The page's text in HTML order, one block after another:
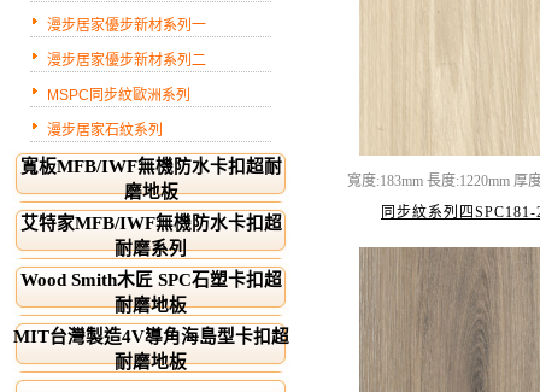
漫步居家優步新材系列一
漫步居家優步新材系列二
MSPC同步紋歐洲系列
漫步居家石紋系列
寬板MFB/IWF無機防水卡扣超耐
磨地板
艾特家MFB/IWF無機防水卡扣超
耐磨系列
Wood Smith木匠 SPC石塑卡扣超
耐磨地板
MIT台灣製造4V導角海島型卡扣超
耐磨地板
寬度:183mm 長度:1220mm 厚
同步紋系列四SPC181-